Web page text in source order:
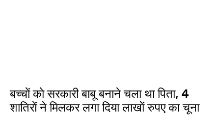
बच्चाें काे सरकारी बाबू बनाने चला था पिता, 4
शातिराें ने मिलकर लगा दिया लाखाें रुपए का चूना